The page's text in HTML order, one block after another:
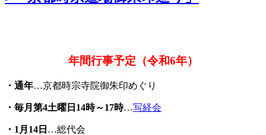
年間行事予定（令和6年）
・通年…京都時宗寺院御朱印めぐり
・毎月第4土曜日14時～17時…写経会
・1月14日 …総代会